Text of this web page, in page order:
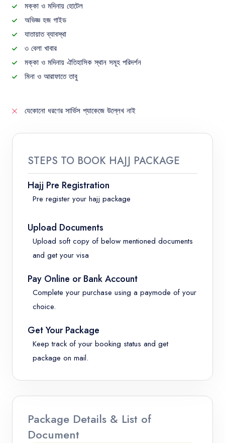
মক্কা ও মদিনায় হোটেল
অভিজ্ঞ হজ গাইড
যাতায়াত ব্যাবস্থা
৩ বেলা খাবার
মক্কা ও মদিনায় ঐতিহাসিক স্থান সমূহ পরিদর্শন
মিনা ও আরাফাতে তাবু
যেকোনো ধরণের সার্ভিস প্যাকেজে উল্লেখ নাই
STEPS TO BOOK HAJJ PACKAGE
Hajj Pre Registration
Pre register your hajj package
Upload Documents
Upload soft copy of below mentioned documents
and get your visa
Pay Online or Bank Account
Complete your purchase using a paymode of your
choice.
Get Your Package
Keep track of your booking status and get
package on mail.
Package Details & List of
Document